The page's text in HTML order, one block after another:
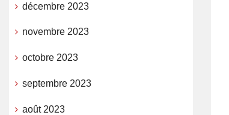
décembre 2023
novembre 2023
octobre 2023
septembre 2023
août 2023